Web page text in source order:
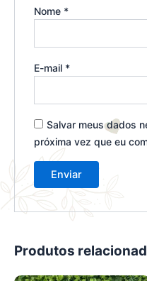
Nome *
E-mail *
Salvar meus dados
próxima vez que eu
Produtos